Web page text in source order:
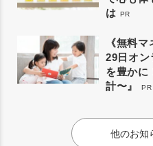
は PR
《無料
29日オン
を豊かに
計〜』
PR
他のお知